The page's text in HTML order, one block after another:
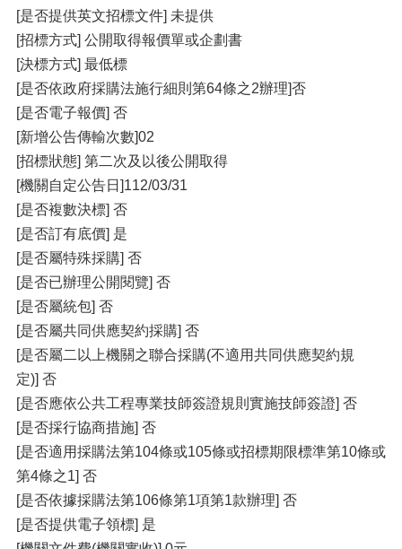
[是否提供英文招標文件] 未提供
[招標方式] 公開取得報價單或企劃書
[決標方式] 最低標
[是否依政府採購法施行細則第64條之2辦理]否
[是否電子報價] 否
[新增公告傳輸次數]02
[招標狀態] 第二次及以後公開取得
[機關自定公告日]112/03/31
[是否複數決標] 否
[是否訂有底價] 是
[是否屬特殊採購] 否
[是否已辦理公開閱覽] 否
[是否屬統包] 否
[是否屬共同供應契約採購] 否
[是否屬二以上機關之聯合採購(不適用共同供應契約規
定)] 否
[是否應依公共工程專業技師簽證規則實施技師簽證] 否
[是否採行協商措施] 否
[是否適用採購法第104條或105條或招標期限標準第10條或
第4條之1] 否
[是否依據採購法第106條第1項第1款辦理] 否
[是否提供電子領標] 是